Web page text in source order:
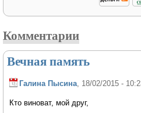
Комментарии
Вечная память
Галина Пысина, 18/02/2015 -
Кто виноват, мой друг,